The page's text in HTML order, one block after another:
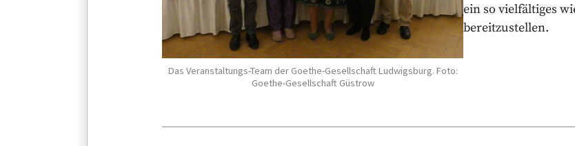
Das Veranstaltungs-Team der Goethe-Gesellschaft Ludwigsburg. Foto:
Goethe-Gesellschaft Güstrow
ein so vielfältiges
bereitzustellen.